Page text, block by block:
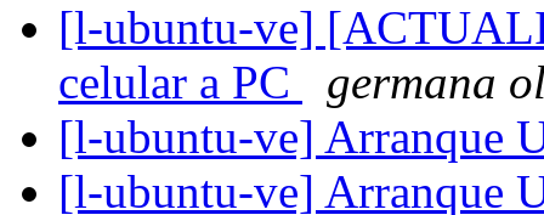
[l-ubuntu-ve]
celular a PC
germana
[l-ubuntu-ve] Arranque
[l-ubuntu-ve] Arranque